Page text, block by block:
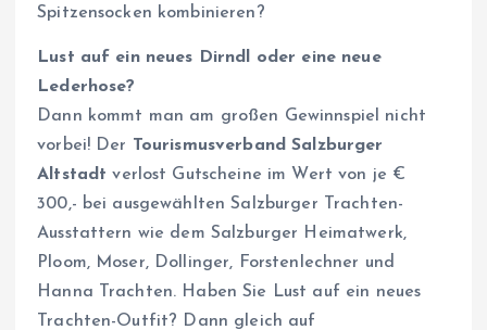
Spitzensocken kombinieren?
Lust auf ein neues Dirndl oder eine neue
Lederhose?
Dann kommt man am großen Gewinnspiel nicht
vorbei! Der Tourismusverband Salzburger
Altstadt verlost Gutscheine im Wert von je €
300,- bei ausgewählten Salzburger Trachten-
Ausstattern wie dem Salzburger Heimatwerk,
Ploom, Moser, Dollinger, Forstenlechner und
Hanna Trachten. Haben Sie Lust auf ein neues
Trachten-Outfit? Dann gleich auf